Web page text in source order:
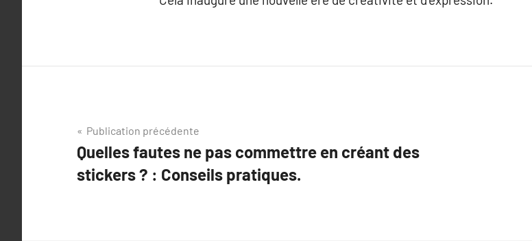
Navigation
de
l’article
Publication précédente
Quelles fautes ne pas commettre en créant des
stickers ? : Conseils pratiques.